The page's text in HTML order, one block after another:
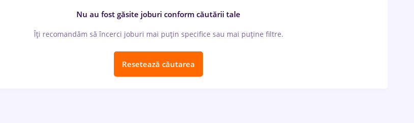
Nu au fost găsite joburi conform căutării tale
Îți recomandăm să încerci joburi mai puțin specifice sau mai puține filtre.
Resetează căutarea